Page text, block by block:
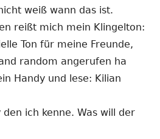
weiß wann das ist.
reißt mich mein Klingelton:
Ton für meine Freunde,
random angerufen ha
Handy und lese: Kilian
ich kenne. Was will der